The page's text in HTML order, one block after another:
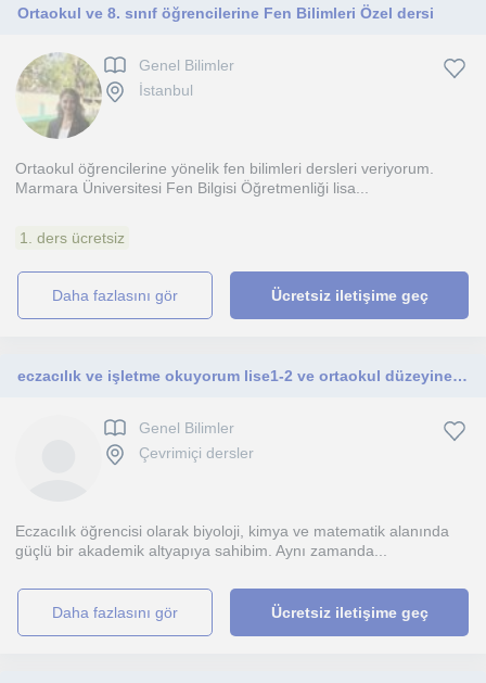
Ortaokul ve 8. sınıf öğrencilerine Fen Bilimleri Özel dersi
Genel Bilimler
İstanbul
Ortaokul öğrencilerine yönelik fen bilimleri dersleri veriyorum.
Marmara Üniversitesi Fen Bilgisi Öğretmenliği lisa...
1. ders ücretsiz
daha fazlasını gör Ücretsiz iletişime geç
eczacılık ve işletme okuyorum lise1-2 ve ortaokul düzeyine yöneliktir
Genel Bilimler
Çevrimiçi dersler
Eczacılık öğrencisi olarak biyoloji, kimya ve matematik alanında
güçlü bir akademik altyapıya sahibim. Aynı zamanda...
daha fazlasını gör Ücretsiz iletişime geç